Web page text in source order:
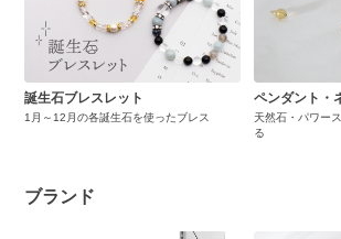
誕生石ブレスレット
1月～12月の各誕生石を使ったブレス
ペンダント・
天然石・パワー
る
ブランド